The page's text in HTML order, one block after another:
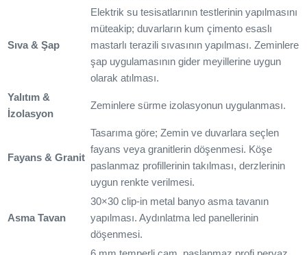
Sıva & Şap
Elektrik su tesisatlarının testlerinin yapılmasını
müteakip; duvarların kum çimento esaslı
mastarlı terazili sıvasının yapılması. Zeminlere
şap uygulamasının gider meyillerine uygun
olarak atılması.
Yalıtım &
İzolasyon
Zeminlere sürme izolasyonun uygulanması.
Fayans & Granit
Tasarıma göre; Zemin ve duvarlara seçlen
fayans veya granitlerin döşenmesi. Köşe
paslanmaz profillerinin takılması, derzlerinin
uygun renkte verilmesi.
Asma Tavan
30×30 clip-in metal banyo asma tavanın
yapılması. Aydınlatma led panellerinin
döşenmesi.